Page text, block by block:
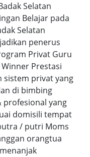
Selatan
Belajar pada
Selatan
penerus
Privat Guru
Prestasi
sistem privat yang
di bimbing
profesional yang
domisili tempat
/ putri Moms
orangtua